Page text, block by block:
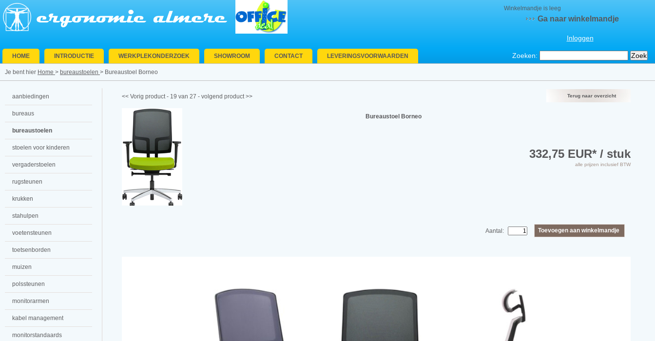
Winkelmandje is leeg
Ga naar winkelmandje
Inloggen
Zoeken:
HOME INTRODUCTIE WERKPLEKONDERZOEK SHOWROOM CONTACT LEVERINGSVOORWAARDEN
Je bent hier Home > bureaustoelen > Bureaustoel Borneo
aanbiedingen
bureaus
bureaustoelen
stoelen voor kinderen
vergaderstoelen
rugsteunen
krukken
stahulpen
voetensteunen
toetsenborden
muizen
polssteunen
monitorarmen
kabel management
monitorstandaards
<< Vorig product- 19 van 27 - volgend product >> Terug naar overzicht
Bureaustoel Borneo
332,75 EUR* / stuk
alle prijzen inclusief BTW
Aantal: Toevoegen aan winkelmandje